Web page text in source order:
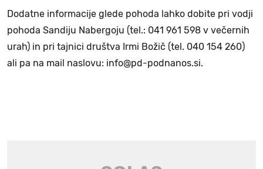
Dodatne informacije glede pohoda lahko dobite pri vodji
pohoda Sandiju Nabergoju (tel.: 041 961 598 v večernih
urah) in pri tajnici društva Irmi Božič (tel. 040 154 260)
ali pa na mail naslovu: info@pd-podnanos.si.